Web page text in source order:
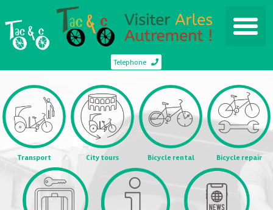
Telephone
Transport City tours Bicycle rental Bicycle repair